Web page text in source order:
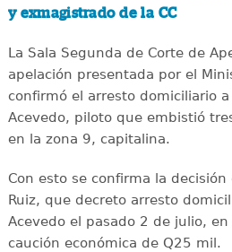
y exmagistrado de la CC
La Sala Segunda de Corte de
apelación presentada por el
confirmó el arresto domiciliario
Acevedo, piloto que embistió
en la zona 9, capitalina.
Con esto se confirma la decisión
Ruiz, que decreto arresto
Acevedo el pasado 2 de julio,
caución económica de Q25 mil.